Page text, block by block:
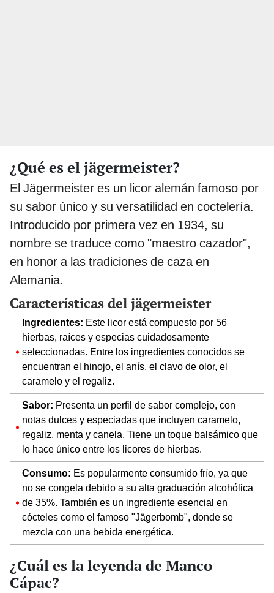
¿Qué es el jägermeister?
El Jägermeister es un licor alemán famoso por
su sabor único y su versatilidad en coctelería.
Introducido por primera vez en 1934, su
nombre se traduce como "maestro cazador",
en honor a las tradiciones de caza en
Alemania.
Características del jägermeister
Ingredientes: Este licor está compuesto por 56
hierbas, raíces y especias cuidadosamente
seleccionadas. Entre los ingredientes conocidos se
encuentran el hinojo, el anís, el clavo de olor, el
caramelo y el regaliz.
Sabor: Presenta un perfil de sabor complejo, con
notas dulces y especiadas que incluyen caramelo,
regaliz, menta y canela. Tiene un toque balsámico que
lo hace único entre los licores de hierbas.
Consumo: Es popularmente consumido frío, ya que
no se congela debido a su alta graduación alcohólica
de 35%. También es un ingrediente esencial en
cócteles como el famoso "Jägerbomb", donde se
mezcla con una bebida energética.
¿Cuál es la leyenda de Manco
Cápac?